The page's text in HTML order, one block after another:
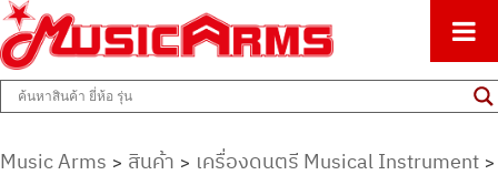
Music Arms
ศูนย์รวมครื่องดนตรีทุกชนิด ตั้งแต่เริ่มต้นถึงมืออาชีพ
Music Arms > สินค้า > เครื่องดนตรี Musical Instrument >